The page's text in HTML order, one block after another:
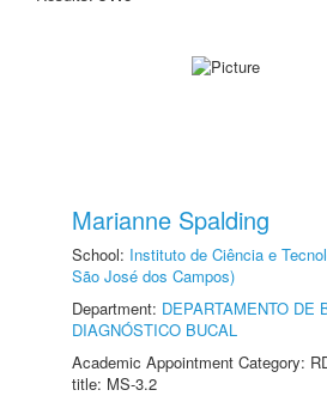
Marianne Spalding
School: Instituto de Ciência e
São José dos Campos)
Department: DEPARTAMENTO DE
DIAGNÓSTICO BUCAL
Academic Appointment Category:
title: MS-3.2